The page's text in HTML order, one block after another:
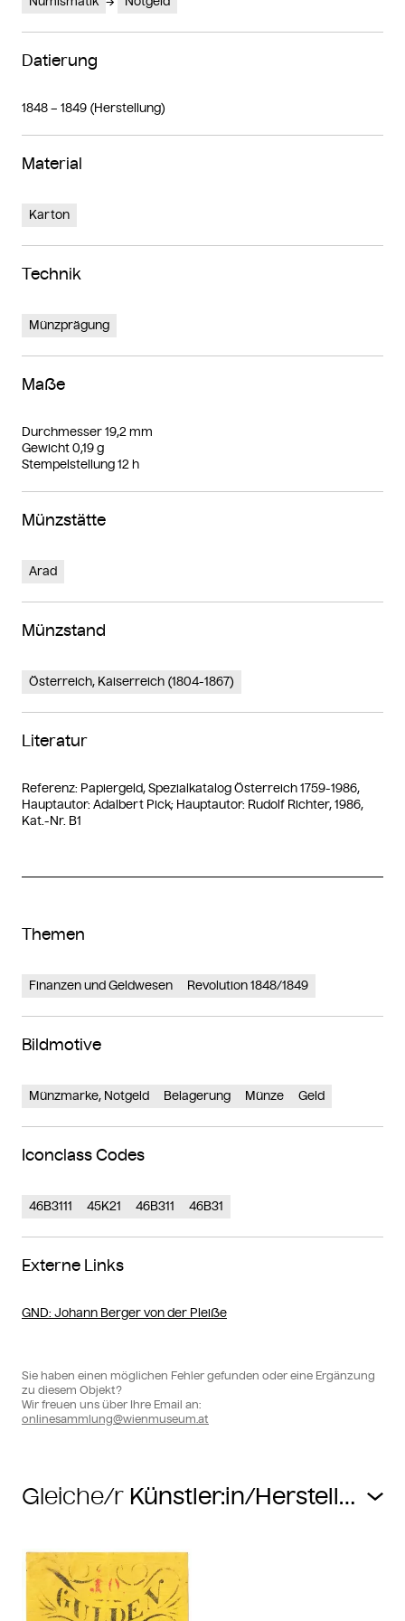
Datierung
1848 – 1849 (Herstellung)
Material
Karton
Technik
Münzprägung
Maße
Durchmesser 19,2 mm
Gewicht 0,19 g
Stempelstellung 12 h
Münzstätte
Arad
Münzstand
Österreich, Kaiserreich (1804-1867)
Literatur
Referenz: Papiergeld, Spezialkatalog Österreich 1759-1986,
Hauptautor: Adalbert Pick; Hauptautor: Rudolf Richter, 1986,
Kat.-Nr. B1
Themen
Finanzen und Geldwesen Revolution 1848/1849
Bildmotive
Münzmarke, Notgeld Belagerung Münze Geld
Iconclass Codes
46B3111 45K21 46B311 46B31
Externe Links
GND: Johann Berger von der Pleiße
Sie haben einen möglichen Fehler gefunden oder eine Ergänzung
zu diesem Objekt?
Wir freuen uns über Ihre Email an:
onlinesammlung@wienmuseum.at
Gleiche/r